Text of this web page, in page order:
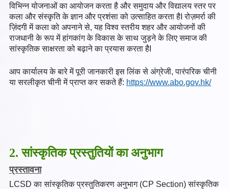
विभिन्न योजनाओं का आयोजन करता है और समुदाय और विद्यालय स्तर पर
कला और संस्कृति के ज्ञान और प्रशंसा को उत्साहित करता हैI रोज़मर्रा की
ज़िंदगी में कला को अपनाने से, यह विश्व स्तरीय शहर और आयोजनों की
राजधानी के रूप में हांगकांग के विकास के साथ जुड़ने के लिए समाज की
सांस्कृतिक साक्षरता को बढ़ाने का प्रयास करता हैI
आप कार्यालय के बारे में पूरी जानकारी इस लिंक से अंग्रेजी, पारंपरिक चीनी
या सरलीकृत चीनी में प्राप्त कर सकते हैं: https://www.abo.gov.hk/
2. सांस्कृतिक प्रस्तुतियों का अनुभाग
प्रस्तावना
LCSD का सांस्कृतिक प्रस्तुतिकरण अनुभाग (CP Section) सांस्कृतिक